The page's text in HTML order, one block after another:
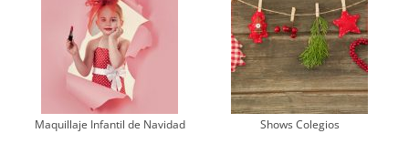
Maquillaje Infantil de Navidad Shows Colegios